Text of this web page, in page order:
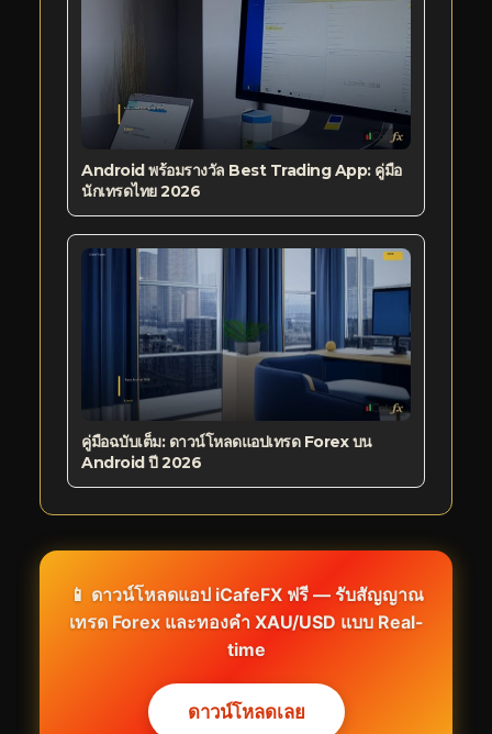
Android พร้อมรางวัล Best Trading App: คู่มือ
นักเทรดไทย 2026
คู่มือฉบับเต็ม: ดาวน์โหลดแอปเทรด Forex บน
Android ปี 2026
📱 ดาวน์โหลดแอป iCafeFX ฟรี — รับสัญญาณ
เทรด Forex และทองคำ XAU/USD แบบ Real-
time
ดาวน์โหลดเลย